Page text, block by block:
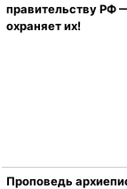
правительству РФ
охраняет их!
Проповедь